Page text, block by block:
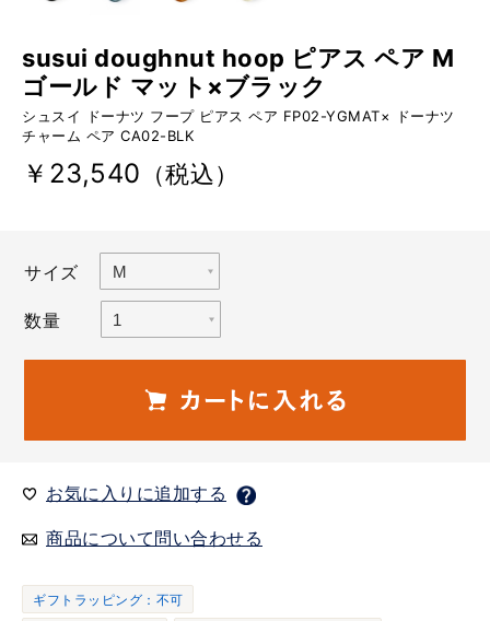
susui doughnut hoop ピアス ペア M
ゴールド マット×ブラック
シュスイ ドーナツ フープ ピアス ペア FP02-YGMAT× ドーナツ
チャーム ペア CA02-BLK
￥23,540 （税込）
サイズ
数量
お気に入りに追加する
商品について問い合わせる
ギフトラッピング：不可